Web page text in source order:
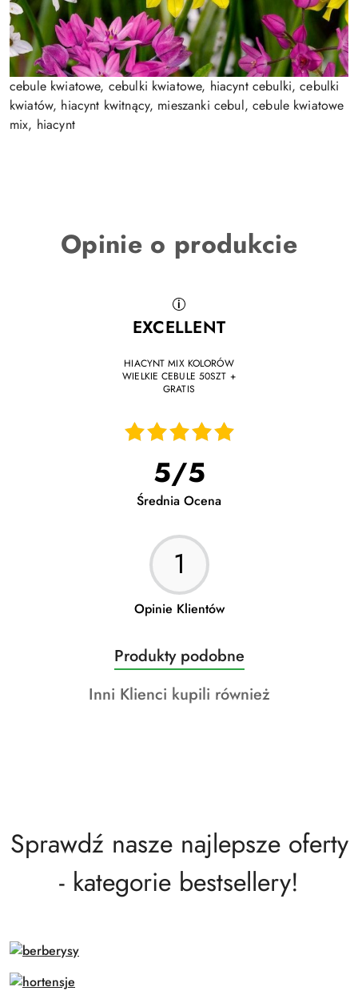
cebule kwiatowe, cebulki kwiatowe, hiacynt cebulki, cebulki
kwiatów, hiacynt kwitnący, mieszanki cebul, cebule kwiatowe
mix, hiacynt
Opinie o produkcie
EXCELLENT
HIACYNT MIX KOLORÓW
WIELKIE CEBULE 50SZT +
GRATIS
5/5
Średnia Ocena
1
Opinie Klientów
24.11.2025
Produkt otrzymałem w bardzo dobrym stanie i go
jeszcze wsadziłem choć już trochę późno
Pomiń karuzelę produktów
Produkty
o
statusie:
Produkty podobne
Produkty
Inni Klienci kupili również
Sprawdź nasze najlepsze oferty
- kategorie bestsellery!